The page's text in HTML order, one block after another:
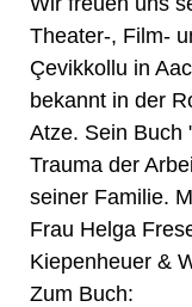
Theater-, Film-
Çevikkollu in
bekannt in der
Atze. Sein Buch
Trauma der
seiner Familie.
Frau Helga
Kiepenheuer &
Zum Buch: